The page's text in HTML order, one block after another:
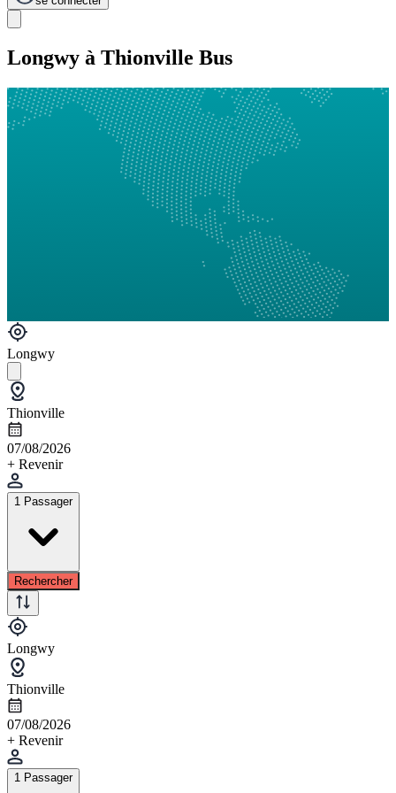
Longwy à Thionville Bus
Longwy
Thionville
07/08/2026
+ Revenir
1 Passager
Rechercher
Longwy
Thionville
07/08/2026
+ Revenir
1 Passager